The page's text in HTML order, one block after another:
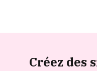
Créez des